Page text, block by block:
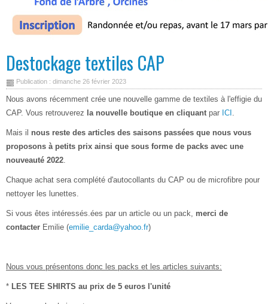
Destockage textiles CAP
Publication : dimanche 26 février 2023
Nous avons récemment crée une nouvelle gamme de textiles à l'effigie du
CAP. Vous retrouverez la nouvelle boutique en cliquant par ICI .
Mais il nous reste des articles des saisons passées que nous vous
proposons à petits prix ainsi que sous forme de packs avec une
nouveauté 2022.
Chaque achat sera complété d'autocollants du CAP ou de microfibre pour
nettoyer les lunettes.
Si vous êtes intéressés.ées par un article ou un pack, merci de
contacter Emilie (emilie_carda@yahoo.fr)
Nous vous présentons donc les packs et les articles suivants:
* LES TEE SHIRTS au prix de 5 euros l'unité